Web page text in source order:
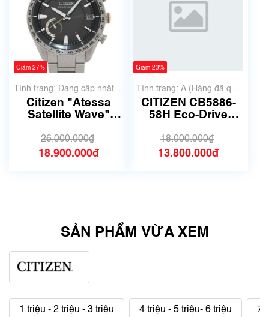
Giảm 27%
Tình trạng: Đang cập nhật ...
Citizen "Atessa
Satellite Wave"
26.000.000₫
18.900.000₫
Giảm 23%
Tình trạng: A (Hàng đã qua
sử dụng nhưng rất đẹp,
không có xước)
CITIZEN CB5886-
58H Eco-Drive
Chronograph
18.000.000₫
13.800.000₫
SẢN PHẨM VỪA XEM
1 triệu - 2 triệu - 3 triệu 4 triệu - 5 triệu- 6 triệu 7